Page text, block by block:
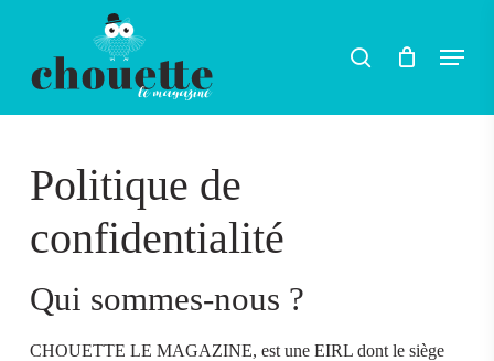
main
search Menu
Politique de
confidentialité
Qui sommes-nous ?
CHOUETTE LE MAGAZINE, est une EIRL dont le siège